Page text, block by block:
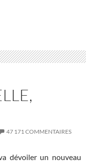
47 171 COMMENTAIRES
dévoiler un nouveau